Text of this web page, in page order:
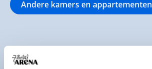
Andere kamers en appartementen